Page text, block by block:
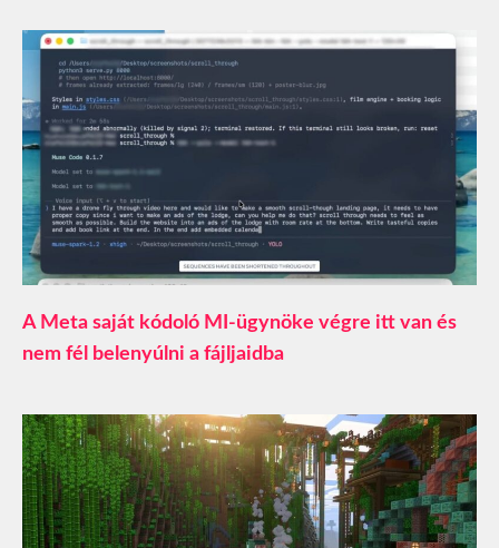
A Meta saját kódoló MI-ügynöke végre itt van és
nem fél belenyúlni a fájljaidba